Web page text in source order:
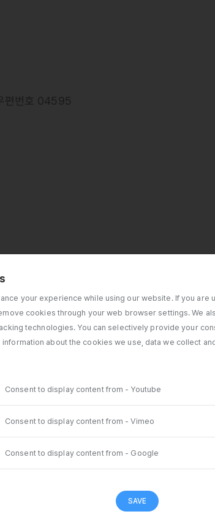
편번호 04595
your experience while using our website. If you are
cookies through your web browser settings. We
technologies. You can selectively provide your
about the cookies we use, data we collect
Consent to display content from - Youtube
Consent to display content from - Vimeo
Consent to display content from - Google
SAVE